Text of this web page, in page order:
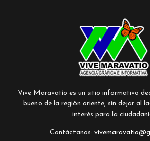
Vive Maravatío es un sitio informativo
bueno de la región oriente, sin dejar al
interés para la
Contáctanos: